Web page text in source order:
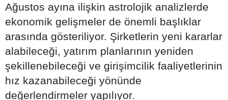
Ağustos ayına ilişkin astrolojik analizlerde
ekonomik gelişmeler de önemli başlıklar
arasında gösteriliyor. Şirketlerin yeni kararlar
alabileceği, yatırım planlarının yeniden
şekillenebileceği ve girişimcilik faaliyetlerinin
hız kazanabileceği yönünde
değerlendirmeler yapılıyor.